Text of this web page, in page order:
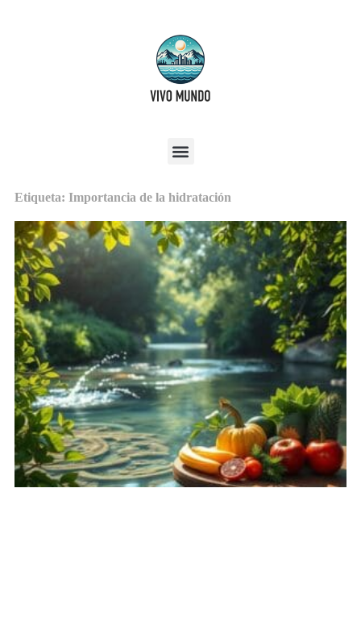
Etiqueta: Importancia de la hidratación